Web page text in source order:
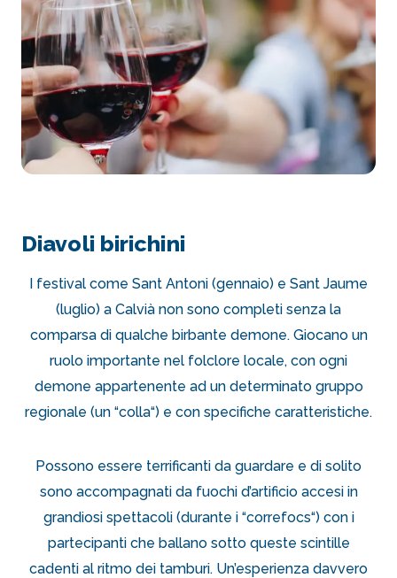
Diavoli birichini
I festival come Sant Antoni (gennaio) e Sant Jaume
(luglio) a Calvià non sono completi senza la
comparsa di qualche birbante demone. Giocano un
ruolo importante nel folclore locale, con ogni
demone appartenente ad un determinato gruppo
regionale (un “colla“) e con specifiche caratteristiche.
Possono essere terrificanti da guardare e di solito
sono accompagnati da fuochi d’artificio accesi in
grandiosi spettacoli (durante i “correfocs“) con i
partecipanti che ballano sotto queste scintille
cadenti al ritmo dei tamburi. Un’esperienza davvero